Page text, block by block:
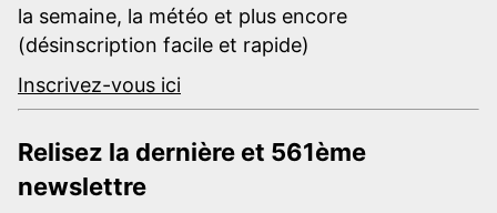
la semaine, la météo et plus encore
(désinscription facile et rapide)
Inscrivez-vous ici
Relisez la dernière et 561ème
newslettre